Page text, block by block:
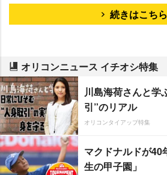
続きはこちら
オリコンニュース イチオシ特集
川島海荷さんと学
引”のリアル
オリコンタイアップ特集
マクドナルドが40
生の甲子園」